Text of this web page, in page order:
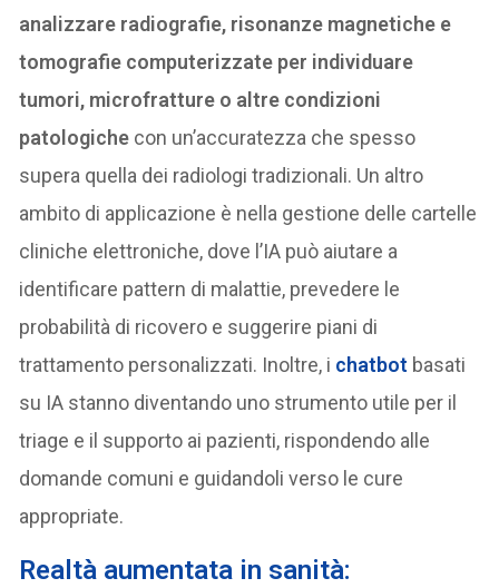
analizzare radiografie, risonanze magnetiche e
tomografie computerizzate per individuare
tumori, microfratture o altre condizioni
patologiche con un’accuratezza che spesso
supera quella dei radiologi tradizionali. Un altro
ambito di applicazione è nella gestione delle cartelle
cliniche elettroniche, dove l’IA può aiutare a
identificare pattern di malattie, prevedere le
probabilità di ricovero e suggerire piani di
trattamento personalizzati. Inoltre, i chatbot basati
su IA stanno diventando uno strumento utile per il
triage e il supporto ai pazienti, rispondendo alle
domande comuni e guidandoli verso le cure
appropriate.
Realtà aumentata in sanità: